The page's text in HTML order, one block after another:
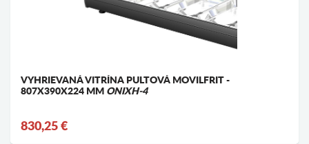
VYHRIEVANÁ VITRÍNA PULTOVÁ MOVILFRIT -
807X390X224 MM ONIXH-4
830,25 €